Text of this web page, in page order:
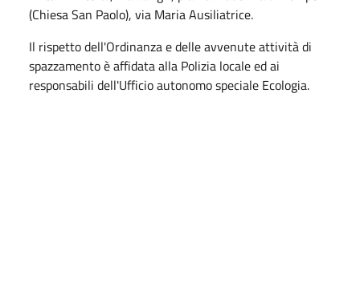
(Chiesa San Paolo), via Maria Ausiliatrice.
Il rispetto dell'Ordinanza e delle avvenute attività di
spazzamento è affidata alla Polizia locale ed ai
responsabili dell'Ufficio autonomo speciale Ecologia.